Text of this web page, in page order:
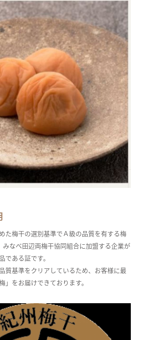
た梅干の選別基準でＡ級の品質を有する梅
みなべ田辺両梅干協同組合に加盟する企業が
である証です。
質基準をクリアしているため、お客様に最
」をお届けできております。